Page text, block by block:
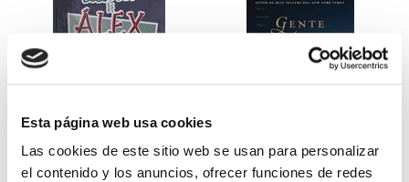
Esta página web usa cookies
Las cookies de este sitio web se usan para personalizar
el contenido y los anuncios, ofrecer funciones de redes
El diario de Álex 3: ¡Álex,
cámara y acción!
Gente Común Perdidos y
Hallados